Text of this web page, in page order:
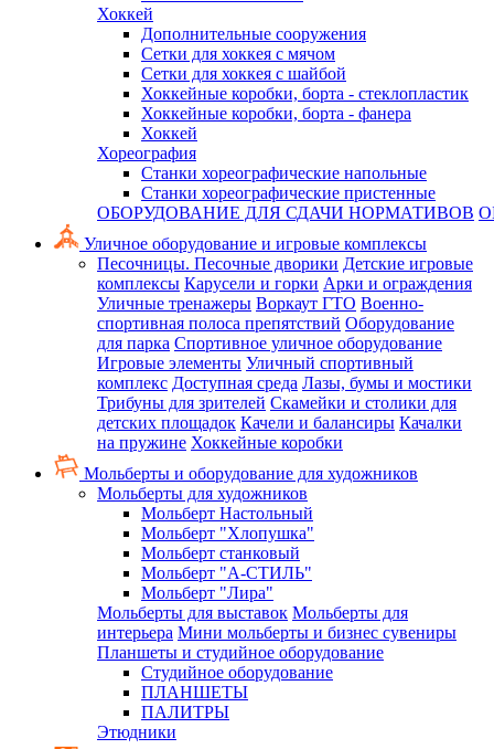
Хоккей
Дополнительные сооружения
Сетки для хоккея с мячом
Сетки для хоккея с шайбой
Хоккейные коробки, борта - стеклопластик
Хоккейные коробки, борта - фанера
Хоккей
Хореография
Станки хореографические напольные
Станки хореографические пристенные
ОБОРУДОВАНИЕ ДЛЯ СДАЧИ НОРМАТИВОВ
Уличное оборудование и игровые комплексы
Песочницы. Песочные дворики Детские игровые
комплексы Карусели и горки Арки и ограждения
Уличные тренажеры Воркаут ГТО Военно-
спортивная полоса препятствий Оборудование
для парка Спортивное уличное оборудование
Игровые элементы Уличный спортивный
комплекс Доступная среда Лазы, бумы и мостики
Трибуны для зрителей Скамейки и столики для
детских площадок Качели и балансиры Качалки
на пружине Хоккейные коробки
Мольберты и оборудование для художников
Мольберты для художников
Мольберт Настольный
Мольберт "Хлопушка"
Мольберт станковый
Мольберт "А-СТИЛЬ"
Мольберт "Лира"
Мольберты для выставок Мольберты для
интерьера Мини мольберты и бизнес сувениры
Планшеты и студийное оборудование
Студийное оборудование
ПЛАНШЕТЫ
ПАЛИТРЫ
Этюдники